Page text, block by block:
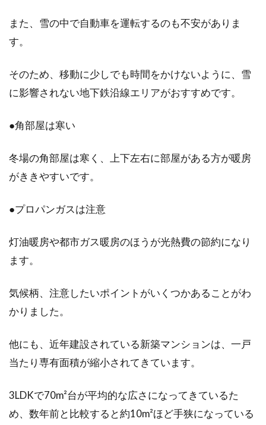
せん。し...
マンションは売るべきか貸すべき
か？賢い不動産投資とは
1棟マン...
マンションの管理組合を機能させ理
ない」などの...
マンションの名前が人気を左右す
る？名前を決めるポイント
賃貸もしくは分譲マンションを建てることにな
ったとき、悩むことのひとつが「マンションの
また、雪の中で自動車を運転するのも不安がありま
す。
そのため、移動に少しでも時間をかけないように、雪
に影響されない地下鉄沿線エリアがおすすめです。
●角部屋は寒い
冬場の角部屋は寒く、上下左右に部屋がある方が暖房
がききやすいです。
●プロパンガスは注意
灯油暖房や都市ガス暖房のほうが光熱費の節約になり
ます。
気候柄、注意したいポイントがいくつかあることがわ
かりました。
他にも、近年建設されている新築マンションは、一戸
当たり専有面積が縮小されてきています。
3LDKで70m²台が平均的な広さになってきているた
め、数年前と比較すると約10m²ほど手狭になっている